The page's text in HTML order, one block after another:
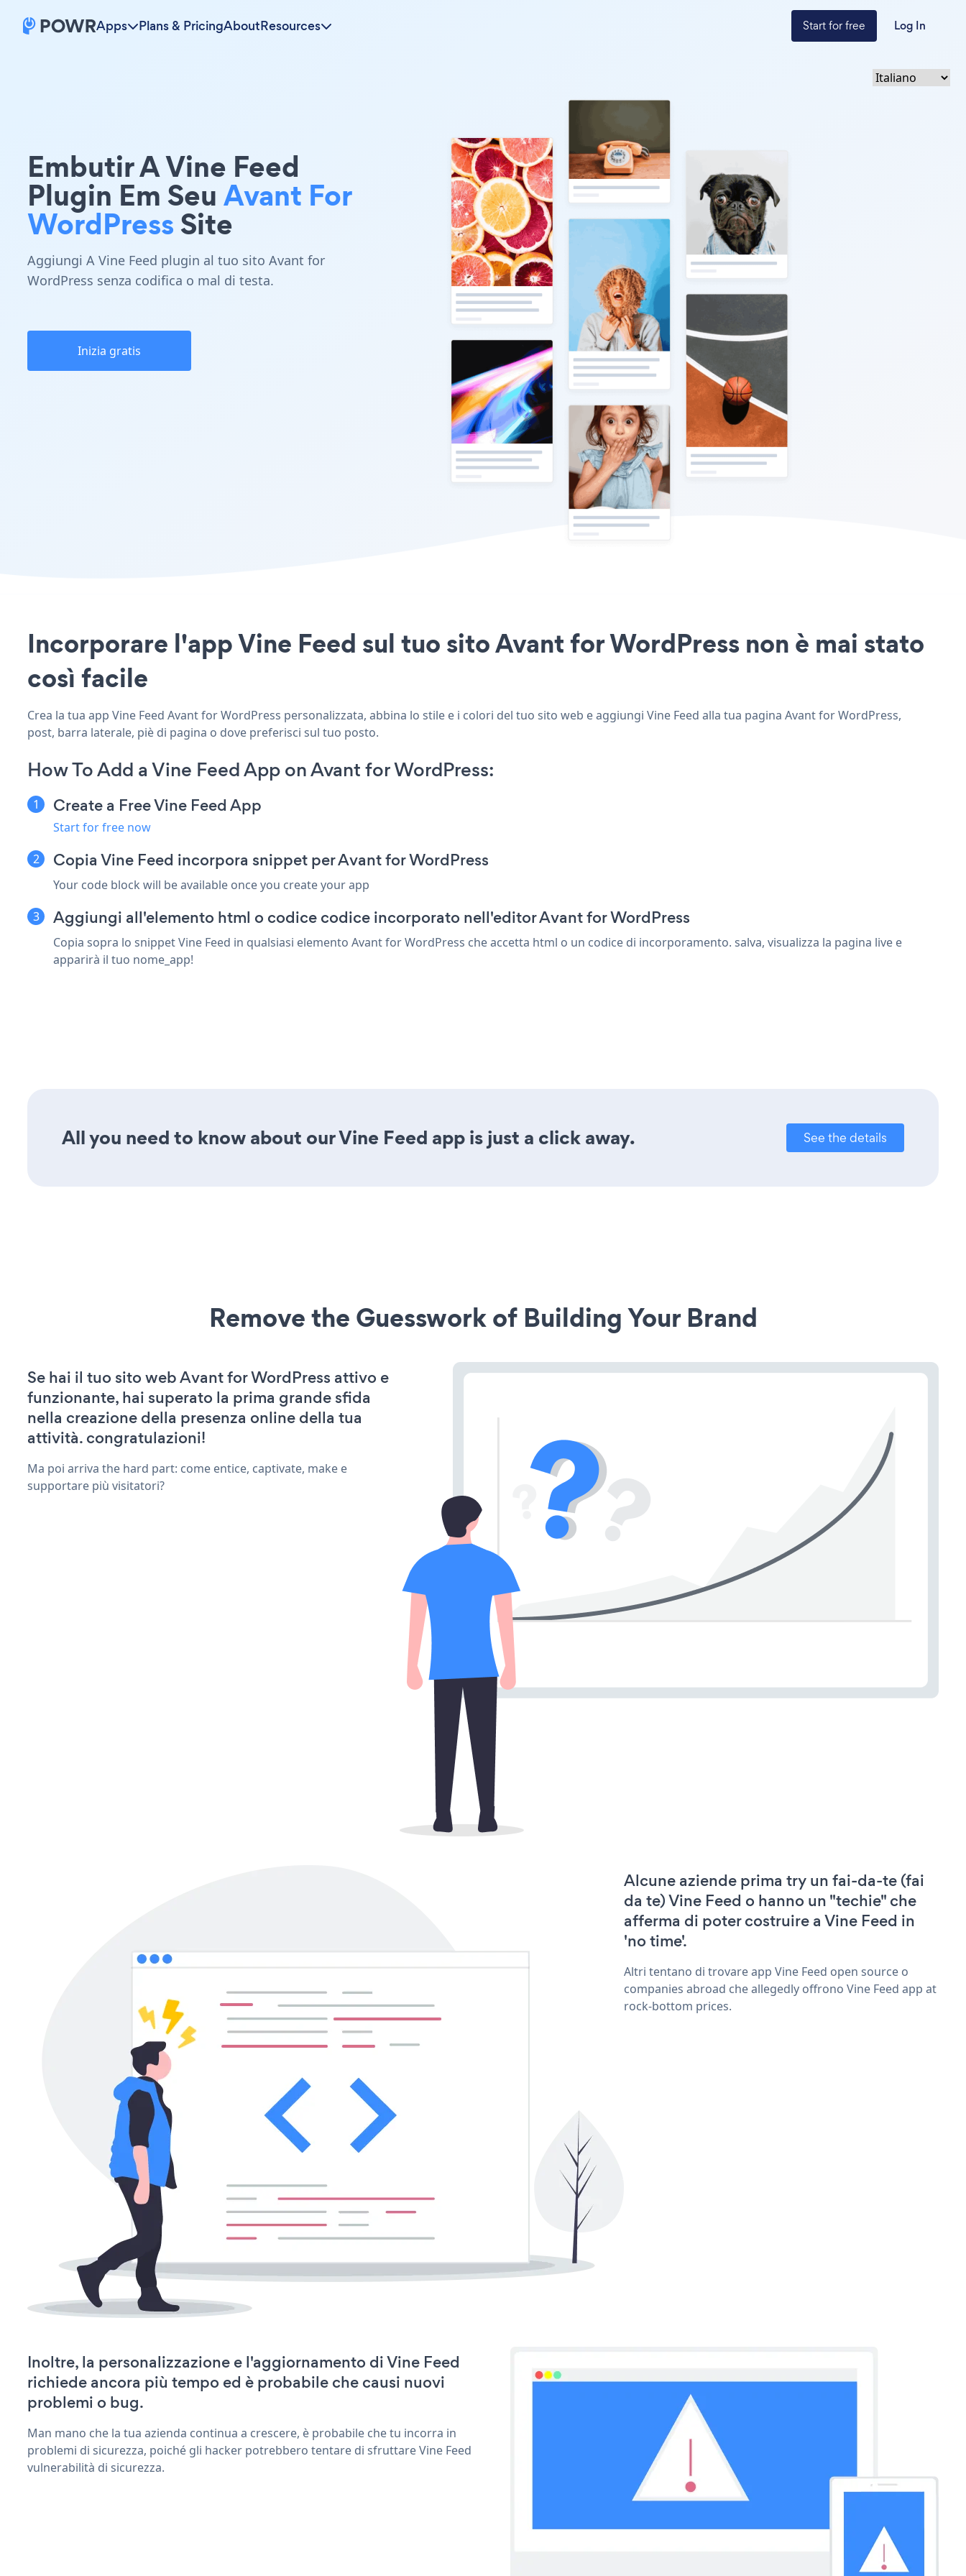
Apps Plans & PricingAboutResources Start for free Log In
Embutir A Vine Feed
Plugin Em SeuAvant For
WordPressSite
Aggiungi A Vine Feed plugin al tuo sito Avant for
WordPress senza codifica o mal di testa.
Inizia gratis
Incorporare l'app Vine Feed sul tuo sito Avant for WordPress non è mai stato
così facile
Crea la tua app Vine Feed Avant for WordPress personalizzata, abbina lo stile e i colori del tuo sito web e aggiungi Vine Feed alla tua pagina Avant for WordPress,
post, barra laterale, piè di pagina o dove preferisci sul tuo posto.
How To Add a Vine Feed App on Avant for WordPress:
Create a Free Vine Feed App
Start for free now
Copia Vine Feed incorpora snippet per Avant for WordPress
Your code block will be available once you create your app
Aggiungi all'elemento html o codice codice incorporato nell'editor Avant for WordPress
Copia sopra lo snippet Vine Feed in qualsiasi elemento Avant for WordPress che accetta html o un codice di incorporamento. salva, visualizza la pagina live e
apparirà il tuo nome_app!
All you need to know about our Vine Feed app is just a click away. See the details
Remove the Guesswork of Building Your Brand
Se hai il tuo sito web Avant for WordPress attivo e
funzionante, hai superato la prima grande sfida
nella creazione della presenza online della tua
attività. congratulazioni!
Ma poi arriva the hard part: come entice, captivate, make e
supportare più visitatori?
Alcune aziende prima try un fai-da-te (fai
da te) Vine Feed o hanno un "techie" che
afferma di poter costruire a Vine Feed in
'no time'.
Altri tentano di trovare app Vine Feed open source o
companies abroad che allegedly offrono Vine Feed app at
rock-bottom prices.
Inoltre, la personalizzazione e l'aggiornamento di Vine Feed
richiede ancora più tempo ed è probabile che causi nuovi
problemi o bug.
Man mano che la tua azienda continua a crescere, è probabile che tu incorra in
problemi di sicurezza, poiché gli hacker potrebbero tentare di sfruttare Vine Feed
vulnerabilità di sicurezza.